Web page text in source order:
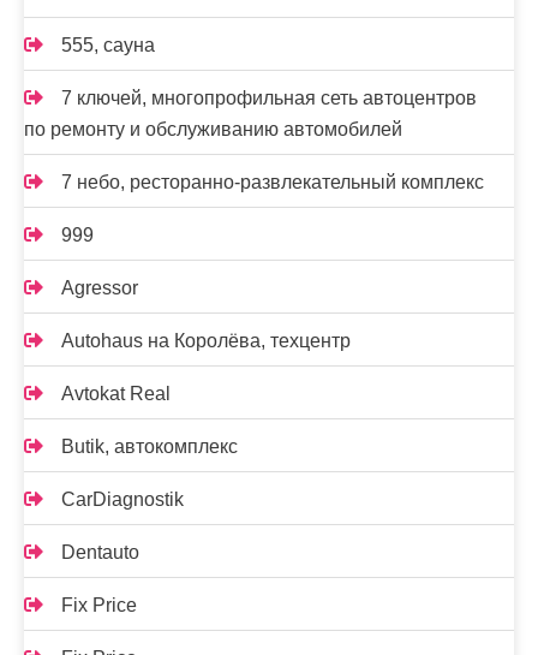
555, сауна
7 ключей, многопрофильная сеть автоцентров
по ремонту и обслуживанию автомобилей
7 небо, ресторанно-развлекательный комплекс
999
Agressor
Autohaus на Королёва, техцентр
Avtokat Real
Butik, автокомплекс
CarDiagnostik
Dentauto
Fix Price